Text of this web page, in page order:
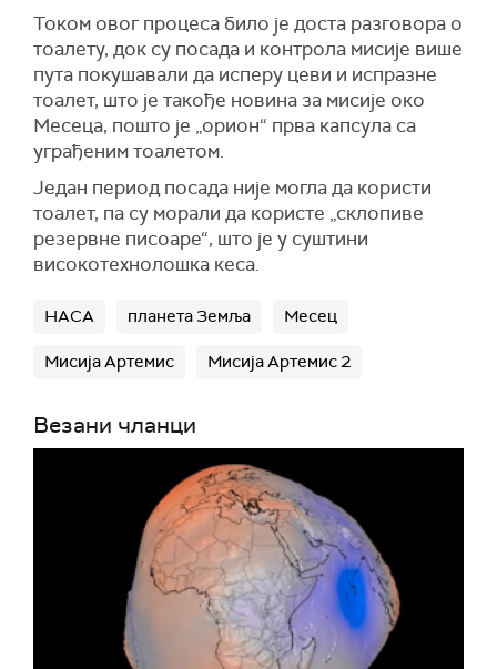
Током овог процеса било је доста разговора о
тоалету, док су посада и контрола мисије више
пута покушавали да исперу цеви и испразне
тоалет, што је такође новина за мисије око
Месеца, пошто је „орион“ прва капсула са
уграђеним тоалетом.
Један период посада није могла да користи
тоалет, па су морали да користе „склопиве
резервне писоаре“, што је у суштини
високотехнолошка кеса.
НАСА планета Земља Месец
Мисија Артемис Мисија Артемис 2
Везани чланци